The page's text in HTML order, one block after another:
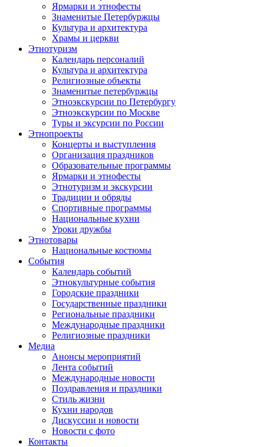
Ярмарки и этнофесты
Знаменитые Петербуржцы
Культура и архитектура
Храмы и церкви
Этнотуризм
Календарь персоналий
Культура и архитектура
Религиозные объекты
Знаменитые петербуржцы
Этноэкскурсии по Петербургу
Этноэкскурсии по Москве
Туры и эксурсии по России
Этнопроекты
Концерты и выступления
Организация праздников
Образовательные программы
Ярмарки и этнофесты
Этнотуризм и экскурсии
Традиции и обряды
Спортивные программы
Национальные кухни
Уроки дружбы
Этнотовары
Национальные костюмы
События
Календарь событий
Этнокультурные события
Городские праздники
Государственные праздники
Региональные праздники
Международные праздники
Религиозные праздники
Медиа
Анонсы мероприятий
Лента событий
Международные новости
Поздравления и праздники
Cтиль жизни
Кухни народов
Дискуссии и новости
Новости с фото
Контакты